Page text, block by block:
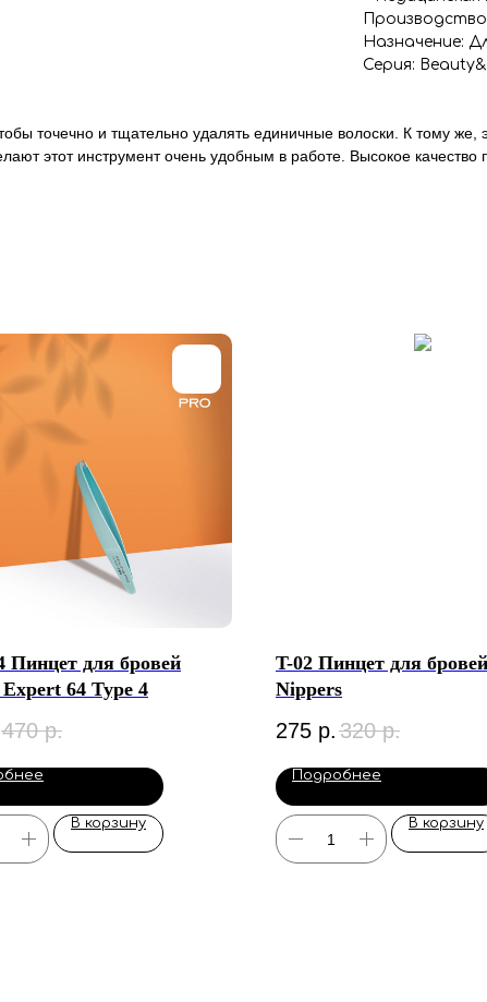
Назначение:
Серия:
точечно и тщательно удалять единичные волоски. К тому
этот инструмент очень удобным в работе. Высокое качество
Пинцет для бровей
Expert 64 Type 4
470 р.
В корзину
T-02 Пинцет для
Nippers
275 р. 320 р.
Подробнее
В корзину